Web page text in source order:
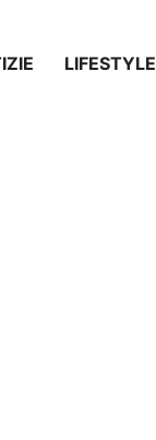
LIFESTYLE